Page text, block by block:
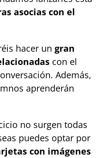
asocias con el
hacer un gran
con el
Además,
aprenderán
no surgen todas
puedes optar por
con imágenes